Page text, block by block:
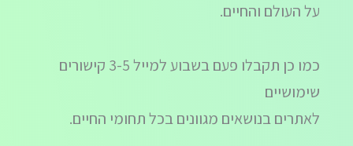
על העולם והחיים.
כמו כן תקבלו פעם בשבוע למייל 3-5 קישורים
שימושיים
לאתרים בנושאים מגוונים בכל תחומי החיים.